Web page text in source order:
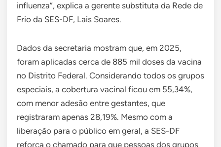
influenza”, explica a gerente substituta da Rede de
Frio da SES-DF, Lais Soares.
Dados da secretaria mostram que, em 2025,
foram aplicadas cerca de 885 mil doses da vacina
no Distrito Federal. Considerando todos os grupos
especiais, a cobertura vacinal ficou em 55,34%,
com menor adesão entre gestantes, que
registraram apenas 28,19%. Mesmo com a
liberação para o público em geral, a SES-DF
reforça o chamado para que pessoas dos grupos